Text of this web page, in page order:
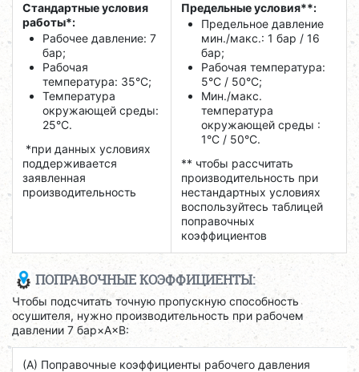
Стандартные условия
работы*:
Рабочее давление: 7
бар;
Рабочая
температура: 35°C;
Температура
окружающей среды:
25°C.
*при данных условиях
поддерживается
заявленная
производительность
Предельные условия**:
Предельное давление
мин./макс.: 1 бар / 16
бар;
Рабочая температура:
5°C / 50°C;
Мин./макс.
температура
окружающей среды :
1°С / 50°C.
** чтобы рассчитать
производительность при
нестандартных условиях
воспользуйтесь таблицей
поправочных
коэффициентов
ПОПРАВОЧНЫЕ КОЭФФИЦИЕНТЫ:
Чтобы подсчитать точную пропускную способность
осушителя, нужно производительность при рабочем
давлении 7 бар×A×B:
(А) Поправочные коэффициенты рабочего давления